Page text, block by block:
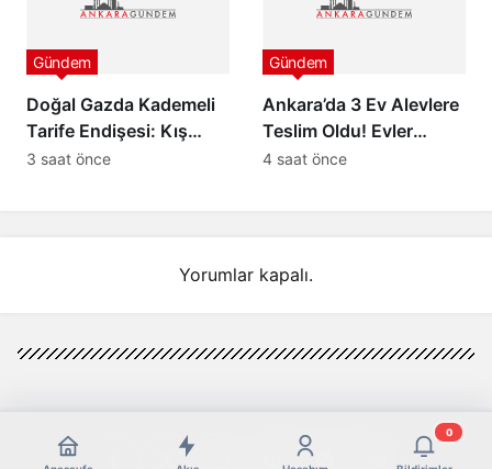
Doğal Gazda Kademeli
Tarife Endişesi: Kış
Aylarında Faturalar
Gündem
3 saat önce
Ankara’da 3 Ev Alevlere
Teslim Oldu! Evler
Kullanılamaz Hale Geldi
Gündem
4 saat önce
Yorumlar kapalı.
0